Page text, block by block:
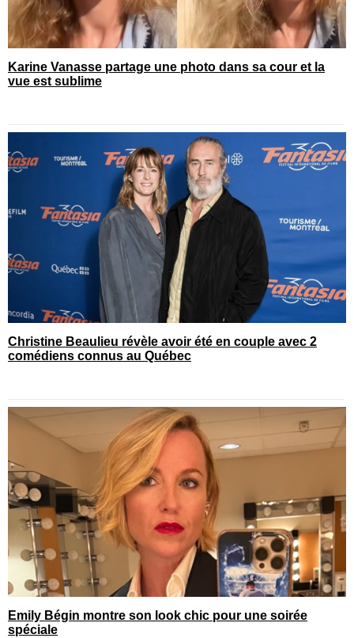
Karine Vanasse partage une photo dans sa cour et la
vue est sublime
Christine Beaulieu révèle avoir été en couple avec 2
comédiens connus au Québec
Emily Bégin montre son look chic pour une soirée
spéciale